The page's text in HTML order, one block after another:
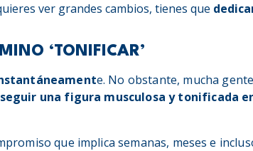
ver grandes cambios, tienes que
‘TONIFICAR’
e. No obstante, mucha
una figura musculosa y tonificada
que implica semanas, meses e